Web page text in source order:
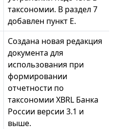
таксономии. В раздел 7
добавлен пункт Е.
Создана новая редакция
документа для
использования при
формировании
отчетности по
таксономии XBRL Банка
России версии 3.1 и
выше.